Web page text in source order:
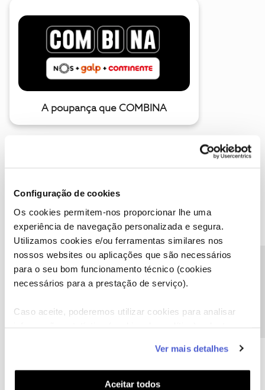
Configuração de cookies
Os cookies permitem-nos proporcionar lhe uma
experiência de navegação personalizada e segura.
Utilizamos cookies e/ou ferramentas similares nos
nossos websites ou aplicações que são necessários
para o seu bom funcionamento técnico (cookies
necessários para a prestação de serviço).
Caso aceite, poderemos utilizar cookies para analisar
funcionalidades (cookies de personalização e
funcionalidade) e adaptar anúncios aos seus interesses
(cookies de publicidade personalizada). Pode gerir a
Ver mais detalhes
Aceitar todos
A poupança que COMBINA
Descubra as novidades de julho
Hall of Fame de julho